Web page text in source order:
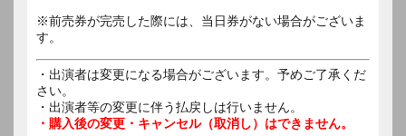
※前売券が完売した際には、当日券がない場合がございま
す。
・出演者は変更になる場合がございます。予めご了承くだ
さい。
・出演者等の変更に伴う払戻しは行いません。
・購入後の変更・キャンセル（取消し）はできません。